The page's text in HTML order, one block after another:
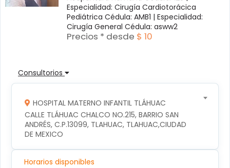
Especialidad: Cirugía Cardiotorácica
Pediátrica Cédula: AMB1 | Especialidad:
Cirugía General Cédula: asww2
Precios * desde $ 10
Consultorios
HOSPITAL MATERNO INFANTIL TLÁHUAC
CALLE TLÁHUAC CHALCO NO.215, BARRIO SAN
ANDRÉS, C.P.13099, TLAHUAC, TLAHUAC,CIUDAD
DE MEXICO
Horarios disponibles